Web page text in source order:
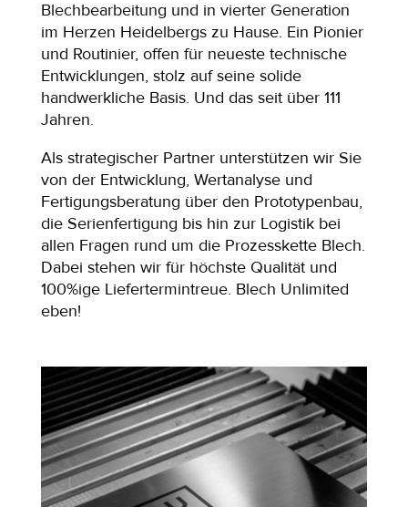
Blechbearbeitung und in vierter Generation
im Herzen Heidelbergs zu Hause. Ein Pionier
und Routinier, offen für neueste technische
Entwicklungen, stolz auf seine solide
handwerkliche Basis. Und das seit über 111
Jahren.
Als strategischer Partner unterstützen wir Sie
von der Entwicklung, Wertanalyse und
Fertigungsberatung über den Prototypenbau,
die Serienfertigung bis hin zur Logistik bei
allen Fragen rund um die Prozesskette Blech.
Dabei stehen wir für höchste Qualität und
100%ige Liefertermintreue. Blech Unlimited
eben!